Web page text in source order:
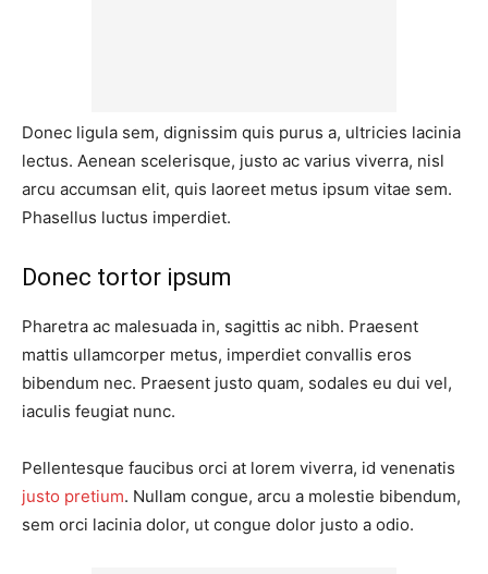
Donec ligula sem, dignissim quis purus a, ultricies lacinia
lectus. Aenean scelerisque, justo ac varius viverra, nisl
arcu accumsan elit, quis laoreet metus ipsum vitae sem.
Phasellus luctus imperdiet.
Donec tortor ipsum
Pharetra ac malesuada in, sagittis ac nibh. Praesent
mattis ullamcorper metus, imperdiet convallis eros
bibendum nec. Praesent justo quam, sodales eu dui vel,
iaculis feugiat nunc.
Pellentesque faucibus orci at lorem viverra, id venenatis
justo pretium. Nullam congue, arcu a molestie bibendum,
sem orci lacinia dolor, ut congue dolor justo a odio.